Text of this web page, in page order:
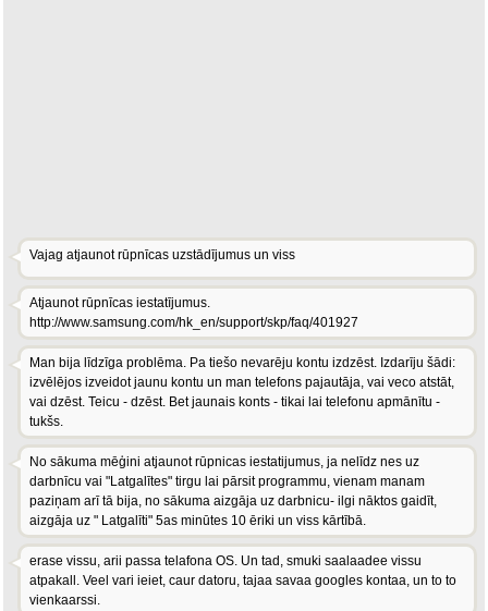
Vajag atjaunot rūpnīcas uzstādījumus un viss
Atjaunot rūpnīcas iestatījumus.
http://www.samsung.com/hk_en/support/skp/faq/401927
Man bija līdzīga problēma. Pa tiešo nevarēju kontu izdzēst. Izdarīju šādi:
izvēlējos izveidot jaunu kontu un man telefons pajautāja, vai veco atstāt,
vai dzēst. Teicu - dzēst. Bet jaunais konts - tikai lai telefonu apmānītu -
tukšs.
No sākuma mēģini atjaunot rūpnicas iestatijumus, ja nelīdz nes uz
darbnīcu vai "Latgalītes" tirgu lai pārsit programmu, vienam manam
paziņam arī tā bija, no sākuma aizgāja uz darbnicu- ilgi nāktos gaidīt,
aizgāja uz " Latgalīti" 5as minūtes 10 ēriki un viss kārtībā.
erase vissu, arii passa telafona OS. Un tad, smuki saalaadee vissu
atpakall. Veel vari ieiet, caur datoru, tajaa savaa googles kontaa, un to to
vienkaarssi.